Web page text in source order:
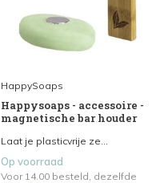
HappySoaps
Happysoaps - accessoire -
magnetische bar houder
Laat je plasticvrije ze...
Op voorraad
Voor 14.00 besteld, dezelfde